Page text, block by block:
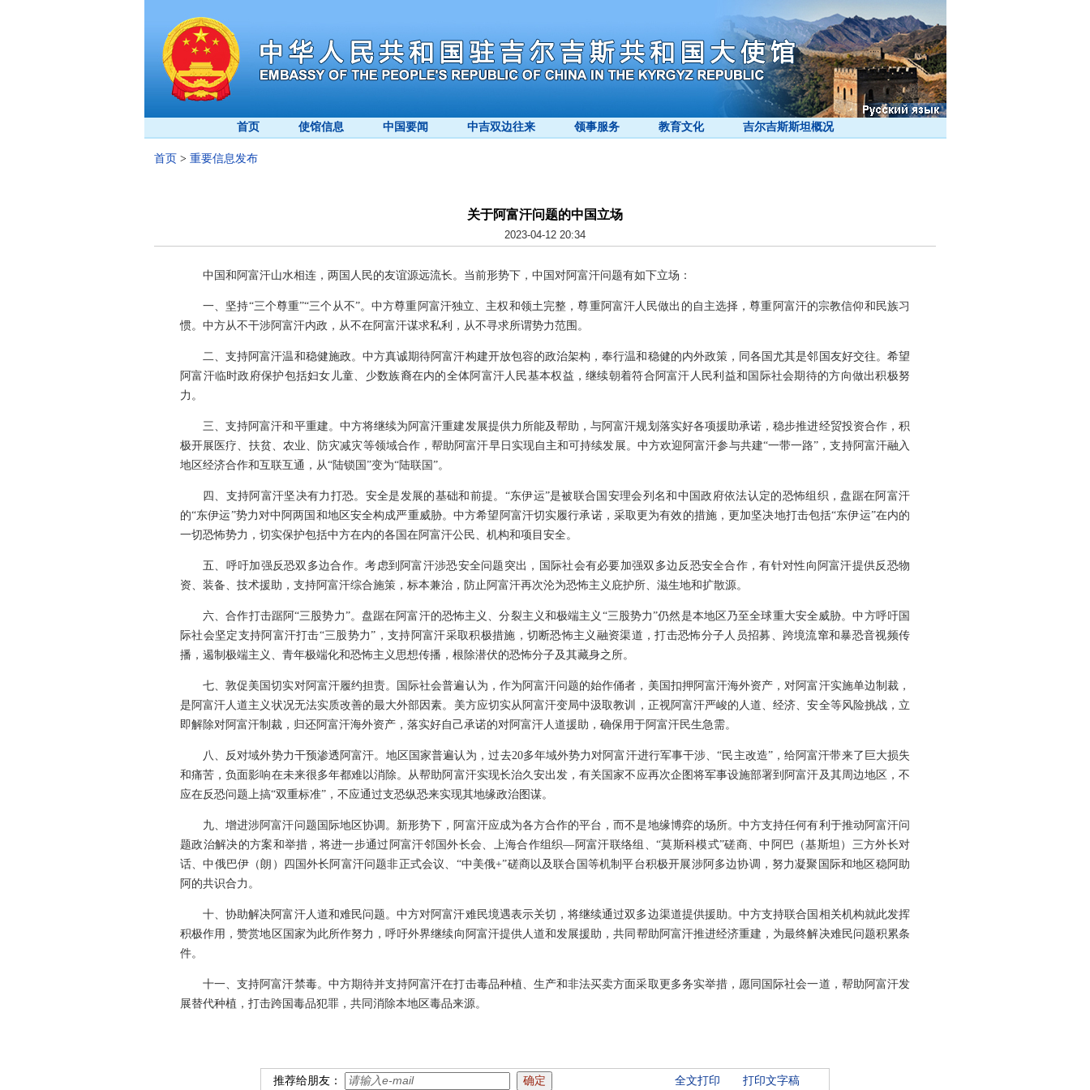
首页 使馆信息 中国要闻 中吉双边往来 领事服务 教育文化 吉尔吉斯斯坦概况
首页 > 重要信息发布
关于阿富汗问题的中国立场
2023-04-12 20:34
中国和阿富汗山水相连，两国人民的友谊源远流长。当前形势下，中国对阿富汗问题有如下立场：
一、坚持“三个尊重”“三个从不”。中方尊重阿富汗独立、主权和领土完整，尊重阿富汗人民做出的自主选择，尊重阿富汗的宗教信仰和民族习
惯。中方从不干涉阿富汗内政，从不在阿富汗谋求私利，从不寻求所谓势力范围。
二、支持阿富汗温和稳健施政。中方真诚期待阿富汗构建开放包容的政治架构，奉行温和稳健的内外政策，同各国尤其是邻国友好交往。希望
阿富汗临时政府保护包括妇女儿童、少数族裔在内的全体阿富汗人民基本权益，继续朝着符合阿富汗人民利益和国际社会期待的方向做出积极努
力。
三、支持阿富汗和平重建。中方将继续为阿富汗重建发展提供力所能及帮助，与阿富汗规划落实好各项援助承诺，稳步推进经贸投资合作，积
极开展医疗、扶贫、农业、防灾减灾等领域合作，帮助阿富汗早日实现自主和可持续发展。中方欢迎阿富汗参与共建“一带一路”，支持阿富汗融入
地区经济合作和互联互通，从“陆锁国”变为“陆联国”。
四、支持阿富汗坚决有力打恐。安全是发展的基础和前提。“东伊运”是被联合国安理会列名和中国政府依法认定的恐怖组织，盘踞在阿富汗
的“东伊运”势力对中阿两国和地区安全构成严重威胁。中方希望阿富汗切实履行承诺，采取更为有效的措施，更加坚决地打击包括“东伊运”在内的
一切恐怖势力，切实保护包括中方在内的各国在阿富汗公民、机构和项目安全。
五、呼吁加强反恐双多边合作。考虑到阿富汗涉恐安全问题突出，国际社会有必要加强双多边反恐安全合作，有针对性向阿富汗提供反恐物
资、装备、技术援助，支持阿富汗综合施策，标本兼治，防止阿富汗再次沦为恐怖主义庇护所、滋生地和扩散源。
六、合作打击踞阿“三股势力”。盘踞在阿富汗的恐怖主义、分裂主义和极端主义“三股势力”仍然是本地区乃至全球重大安全威胁。中方呼吁国
际社会坚定支持阿富汗打击“三股势力”，支持阿富汗采取积极措施，切断恐怖主义融资渠道，打击恐怖分子人员招募、跨境流窜和暴恐音视频传
播，遏制极端主义、青年极端化和恐怖主义思想传播，根除潜伏的恐怖分子及其藏身之所。
七、敦促美国切实对阿富汗履约担责。国际社会普遍认为，作为阿富汗问题的始作俑者，美国扣押阿富汗海外资产，对阿富汗实施单边制裁，
是阿富汗人道主义状况无法实质改善的最大外部因素。美方应切实从阿富汗变局中汲取教训，正视阿富汗严峻的人道、经济、安全等风险挑战，立
即解除对阿富汗制裁，归还阿富汗海外资产，落实好自己承诺的对阿富汗人道援助，确保用于阿富汗民生急需。
八、反对域外势力干预渗透阿富汗。地区国家普遍认为，过去20多年域外势力对阿富汗进行军事干涉、“民主改造”，给阿富汗带来了巨大损失
和痛苦，负面影响在未来很多年都难以消除。从帮助阿富汗实现长治久安出发，有关国家不应再次企图将军事设施部署到阿富汗及其周边地区，不
应在反恐问题上搞“双重标准”，不应通过支恐纵恐来实现其地缘政治图谋。
九、增进涉阿富汗问题国际地区协调。新形势下，阿富汗应成为各方合作的平台，而不是地缘博弈的场所。中方支持任何有利于推动阿富汗问
题政治解决的方案和举措，将进一步通过阿富汗邻国外长会、上海合作组织—阿富汗联络组、“莫斯科模式”磋商、中阿巴（基斯坦）三方外长对
话、中俄巴伊（朗）四国外长阿富汗问题非正式会议、“中美俄+”磋商以及联合国等机制平台积极开展涉阿多边协调，努力凝聚国际和地区稳阿助
阿的共识合力。
十、协助解决阿富汗人道和难民问题。中方对阿富汗难民境遇表示关切，将继续通过双多边渠道提供援助。中方支持联合国相关机构就此发挥
积极作用，赞赏地区国家为此所作努力，呼吁外界继续向阿富汗提供人道和发展援助，共同帮助阿富汗推进经济重建，为最终解决难民问题积累条
件。
十一、支持阿富汗禁毒。中方期待并支持阿富汗在打击毒品种植、生产和非法买卖方面采取更多务实举措，愿同国际社会一道，帮助阿富汗发
展替代种植，打击跨国毒品犯罪，共同消除本地区毒品来源。
推荐给朋友： 全文打印 打印文字稿